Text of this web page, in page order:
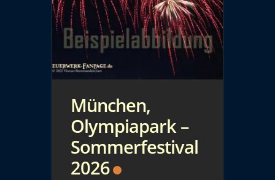
München,
Olympiapark –
Sommerfestival
2026